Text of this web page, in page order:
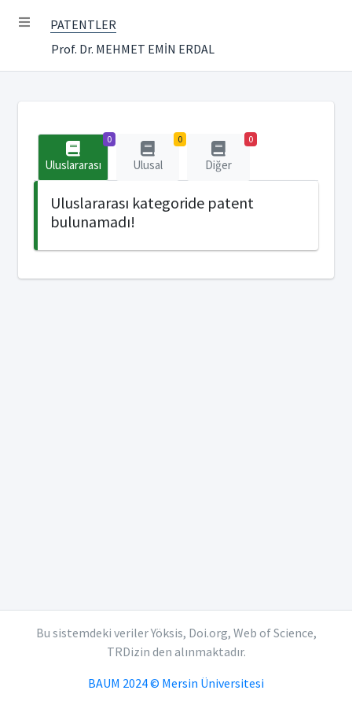
PATENTLER
Prof. Dr. MEHMET EMİN ERDAL
0
Uluslararası
0
Ulusal
0
Diğer
Uluslararası kategoride patent
bulunamadı!
Bu sistemdeki veriler Yöksis, Doi.org, Web of Science,
TRDizin den alınmaktadır.
BAUM 2024 © Mersin Üniversitesi